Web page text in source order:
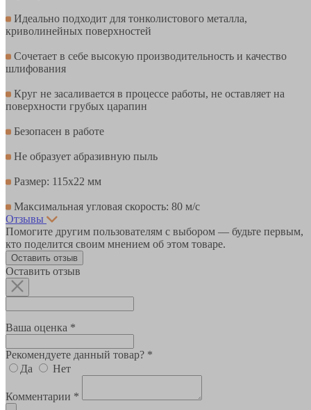
Идеально подходит для тонколистового металла,
криволинейных поверхностей
Сочетает в себе высокую производительность и качество
шлифования
Круг не засаливается в процессе работы, не оставляет на
поверхности грубых царапин
Безопасен в работе
Не образует абразивную пыль
Размер: 115х22 мм
Максимальная угловая скорость: 80 м/с
Отзывы
Помогите другим пользователям с выбором — будьте первым,
кто поделится своим мнением об этом товаре.
Оставить отзыв
Оставить отзыв
Ваша оценка *
Рекомендуете данный товар? *
Да
Нет
Комментарии *